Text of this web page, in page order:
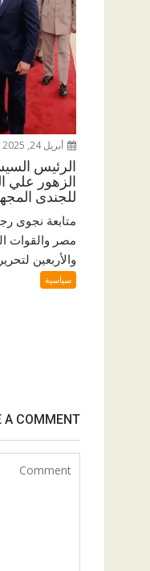
أبريل 24, 2025
الرئيس
الزهور علي
للجندى
متابعة نجوى
مصر والقوات
والأربعين
سياسية
A COMMENT